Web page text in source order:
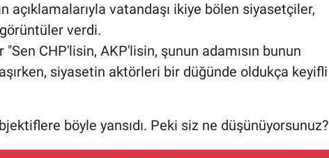
açıklamalarıyla vatandaşı ikiye bölen siyasetçiler,
verdi.
CHP'lisin, AKP'lisin, şunun adamısın bunun
siyasetin aktörleri bir düğünde oldukça keyifli
böyle yansıdı. Peki siz ne düşünüyorsunuz?